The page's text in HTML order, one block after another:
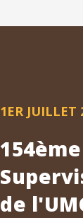
1ER JUILLET
de